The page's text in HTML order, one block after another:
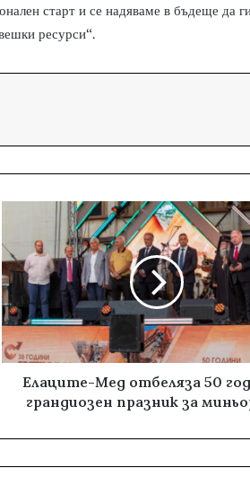
старт и се надяваме в бъдеще да
ресурси“.
Елаците-Мед отбеляза 50
грандиозен празник за